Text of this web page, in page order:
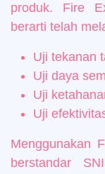
produk. Fire
berarti telah
Uji tekanan
Uji daya
Uji
Uji
Menggunakan
berstandar